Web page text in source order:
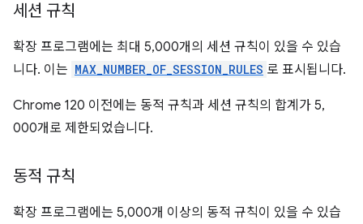
세션 규칙
확장 프로그램에는 최대 5,000개의 세션 규칙이 있을 수 있습
니다. 이는 MAX_NUMBER_OF_SESSION_RULES 로 표시됩니다.
Chrome 120 이전에는 동적 규칙과 세션 규칙의 합계가 5,
000개로 제한되었습니다.
동적 규칙
확장 프로그램에는 5,000개 이상의 동적 규칙이 있을 수 있습